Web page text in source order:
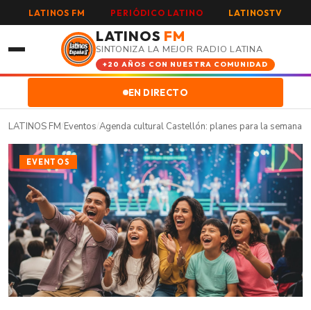
LATINOS FM PERIÓDICO LATINO LATINOSTV
LATINOS FM
SINTONIZA LA MEJOR RADIO LATINA
+20 AÑOS CON NUESTRA COMUNIDAD
EN DIRECTO
LATINOS FM/Eventos/Agenda cultural Castellón: planes para la semana
EVENTOS